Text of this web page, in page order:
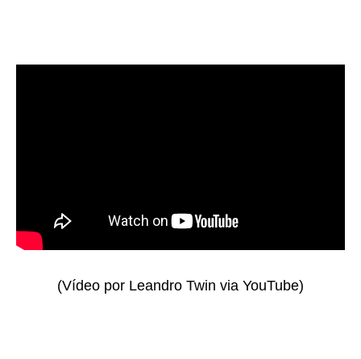
(Vídeo por Leandro Twin via YouTube)